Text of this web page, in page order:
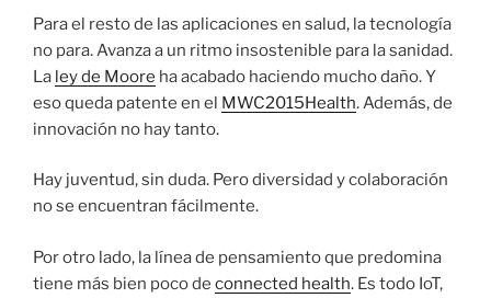
Para el resto de las aplicaciones en salud, la tecnología
no para. Avanza a un ritmo insostenible para la sanidad.
La ley de Moore ha acabado haciendo mucho daño. Y
eso queda patente en el MWC2015Health. Además, de
innovación no hay tanto.
Hay juventud, sin duda. Pero diversidad y colaboración
no se encuentran fácilmente.
Por otro lado, la línea de pensamiento que predomina
tiene más bien poco de connected health. Es todo IoT,